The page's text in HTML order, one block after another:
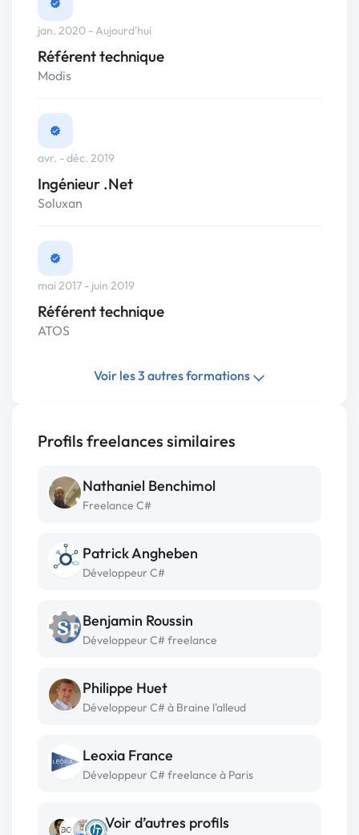
jan. 2020 - Aujourd'hui
Référent technique
Modis
avr. - déc. 2019
Ingénieur .Net
Soluxan
mai 2017 - juin 2019
Référent technique
ATOS
Voir les 3 autres formations
Profils freelances similaires
Nathaniel Benchimol
Freelance C#
Patrick Angheben
Développeur C#
Benjamin Roussin
Développeur C# freelance
Philippe Huet
Développeur C# à Braine l'alleud
Leoxia France
Développeur C# freelance à Paris
Voir d’autres profils